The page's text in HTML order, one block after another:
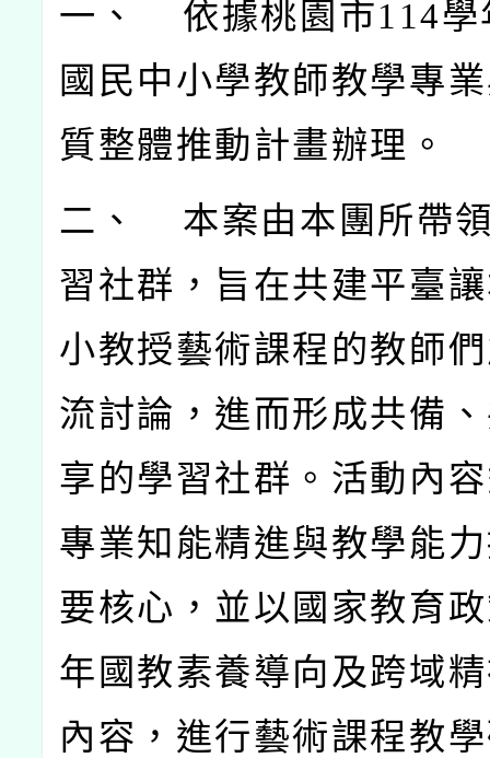
一、 依據桃園市114學
國民中小學教師教學專
質整體推動計畫辦理。
二、 本案由本團所帶
習社群，旨在共建平臺
小教授藝術課程的教師
流討論，進而形成共備
享的學習社群。活動內
專業知能精進與教學能
要核心，並以國家教育
年國教素養導向及跨域
內容，進行藝術課程教